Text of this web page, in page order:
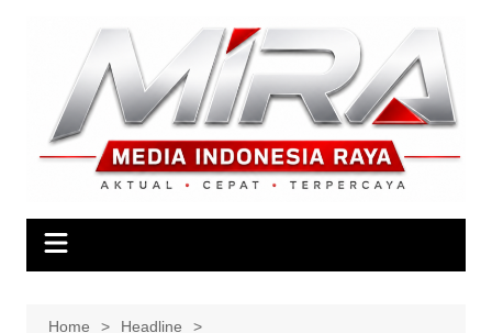
Home
Headline